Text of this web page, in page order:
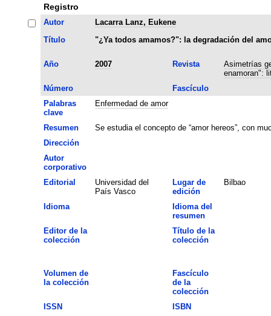
Registro
Autor
Lacarra Lanz, Eukene
Título
"¿Ya todos amamos?": la degradación del
Año 2007 Revista
Asimetrías
enamoran":
Número
Fascículo
Palabras
clave
Enfermedad de amor
Resumen
Se estudia el concepto de “amor hereos”, con
Dirección
Autor
corporativo
Editorial
Universidad del
País Vasco
Lugar de
edición
Bilbao
Idioma
Idioma del
resumen
Editor de la
colección
Título de la
colección
Volumen de
la colección
Fascículo
de la
colección
ISSN
ISBN